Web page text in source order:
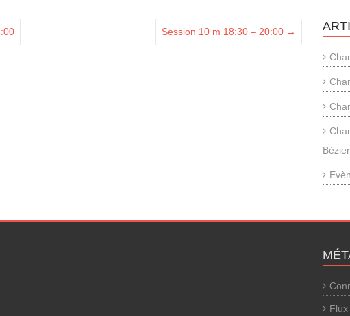
Session 10 m 18:30 – 20:00 →